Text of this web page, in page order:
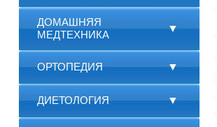
ДОМАШНЯЯ
МЕДТЕХНИКА
▼
ОРТОПЕДИЯ ▼
ДИЕТОЛОГИЯ ▼